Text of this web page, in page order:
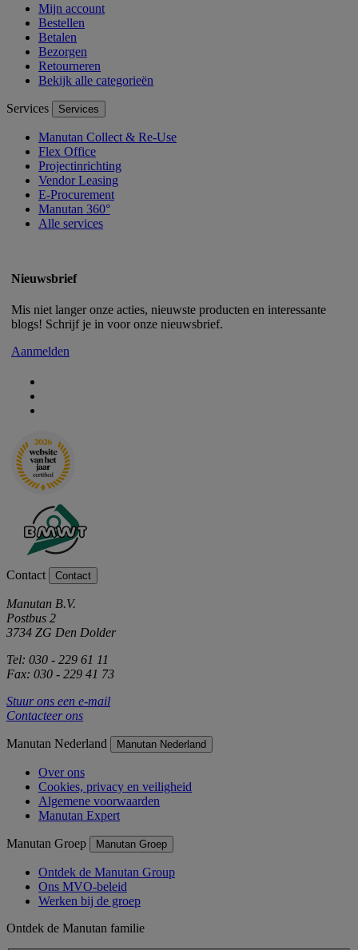
Mijn account
Bestellen
Betalen
Bezorgen
Retourneren
Bekijk alle categorieën
Services Services
Manutan Collect & Re-Use
Flex Office
Projectinrichting
Vendor Leasing
E-Procurement
Manutan 360°
Alle services
Nieuwsbrief
Mis niet langer onze acties, nieuwste producten en interessante
blogs! Schrijf je in voor onze nieuwsbrief.
Aanmelden
Contact Contact
Manutan B.V.
Postbus 2
3734 ZG Den Dolder
Tel: 030 - 229 61 11
Fax: 030 - 229 41 73
Stuur ons een e-mail
Contacteer ons
Manutan Nederland Manutan Nederland
Over ons
Cookies, privacy en veiligheid
Algemene voorwaarden
Manutan Expert
Manutan Groep Manutan Groep
Ontdek de Manutan Group
Ons MVO-beleid
Werken bij de groep
Ontdek de Manutan familie